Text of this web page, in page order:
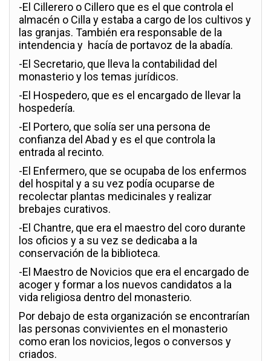
-El Cillerero o Cillero que es el que controla el
almacén o Cilla y estaba a cargo de los cultivos y
las granjas. También era responsable de la
intendencia y hacía de portavoz de la abadía.
-El Secretario, que lleva la contabilidad del
monasterio y los temas jurídicos.
-El Hospedero, que es el encargado de llevar la
hospedería.
-El Portero, que solía ser una persona de
confianza del Abad y es el que controla la
entrada al recinto.
-El Enfermero, que se ocupaba de los enfermos
del hospital y a su vez podía ocuparse de
recolectar plantas medicinales y realizar
brebajes curativos.
-El Chantre, que era el maestro del coro durante
los oficios y a su vez se dedicaba a la
conservación de la biblioteca.
-El Maestro de Novicios que era el encargado de
acoger y formar a los nuevos candidatos a la
vida religiosa dentro del monasterio.
Por debajo de esta organización se encontrarían
las personas convivientes en el monasterio
como eran los novicios, legos o conversos y
criados.